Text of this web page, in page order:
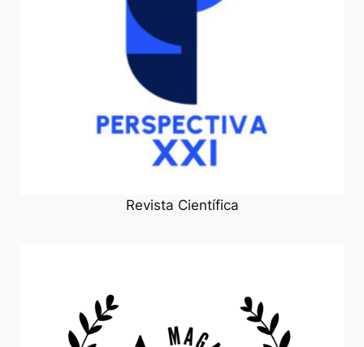
Revista Científica